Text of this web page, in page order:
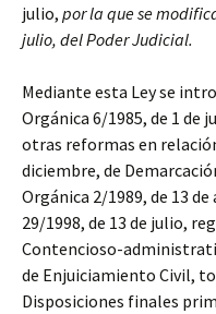
julio, por la que se
julio, del Poder Judicial.
Mediante esta Ley se
Orgánica 6/1985, de 1 de
otras reformas en
diciembre, de
Orgánica 2/1989, de 13
29/1998, de 13 de julio,
Contencioso-
de Enjuiciamiento Civil,
Disposiciones finales